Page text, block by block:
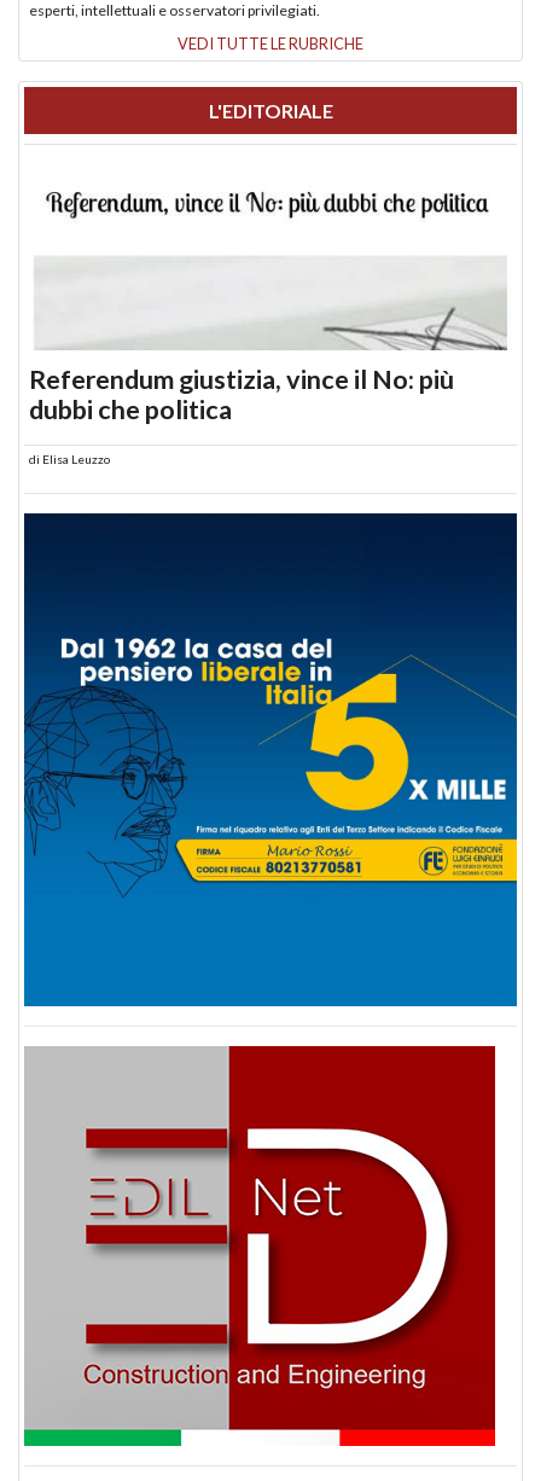
esperti, intellettuali e osservatori privilegiati.
VEDI TUTTE LE RUBRICHE
L'EDITORIALE
Referendum giustizia, vince il No: più
dubbi che politica
di Elisa Leuzzo